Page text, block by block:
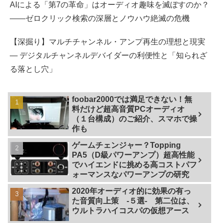
AIによる「第7の革命」はオーディオ趣味を滅ぼすのか？
――ゼロクリック検索の深層とノウハウ絶滅の危機
【深掘り】マルチチャンネル・アンプ再生の理想と現実
— デジタルチャンネルデバイダーの利便性と「知られざ
る落とし穴」
foobar2000では満足できない！無
料だけど超高音質PCオーディオ
（１台構成）のご紹介、スマホで操
作も
ゲームチェンジャー？Topping
PA5（D級パワーアンプ）超高性能
でハイエンドに挑める高コストパフ
ォーマンスなパワーアンプの研究
2020年オーディオ的に効果の有っ
た音質向上策 -５選- 第二位は、
ウルトラハイコスパの仮想アース